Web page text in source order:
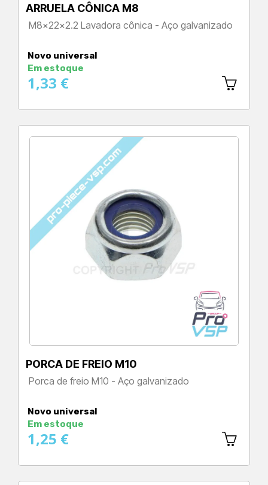
ARRUELA CÔNICA M8
M8x22x2.2 Lavadora cônica - Aço galvanizado
Novo universal
Em estoque
1,33 €
PORCA DE FREIO M10
Porca de freio M10 - Aço galvanizado
Novo universal
Em estoque
1,25 €